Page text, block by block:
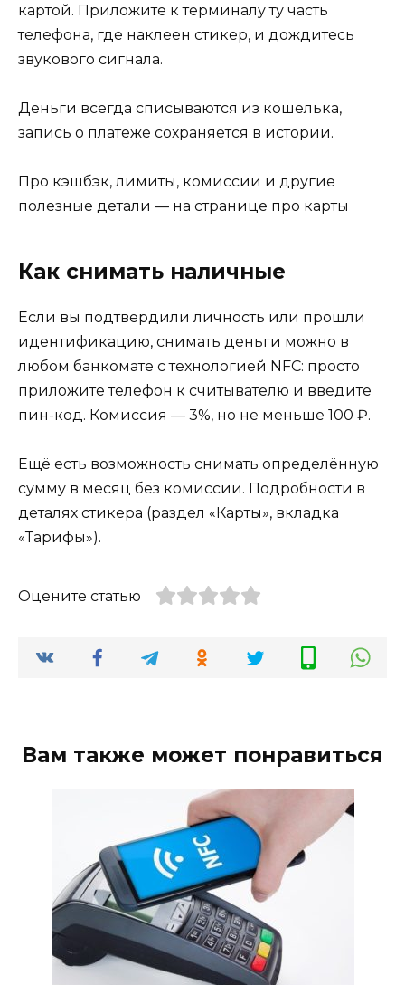
картой. Приложите к терминалу ту часть
телефона, где наклеен стикер, и дождитесь
звукового сигнала.
Деньги всегда списываются из кошелька,
запись о платеже сохраняется в истории.
Про кэшбэк, лимиты, комиссии и другие
полезные детали — на странице про карты
Как снимать наличные
Если вы подтвердили личность или прошли
идентификацию, снимать деньги можно в
любом банкомате с технологией NFC: просто
приложите телефон к считывателю и введите
пин-код. Комиссия — 3%, но не меньше 100 ₽.
Ещё есть возможность снимать определённую
сумму в месяц без комиссии. Подробности в
деталях стикера (раздел «Карты», вкладка
«Тарифы»).
Оцените статью
Вам также может понравиться